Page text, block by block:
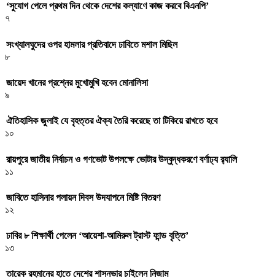
‌‘সুযোগ পেলে প্রথম দিন থেকে দেশের কল্যাণে কাজ করবে বিএনপি’
৭
সংখ্যালঘুদের ওপর হামলার প্রতিবাদে ঢাবিতে মশাল মিছিল
৮
জায়েদ খানের প্রশ্নের মুখোমুখি হবেন মোনালিসা
৯
ঐতিহাসিক জুলাই যে বৃহত্তর ঐক্য তৈরি করেছে তা টিকিয়ে রাখতে হবে
১০
রায়পুরে জাতীয় নির্বাচন ও গণভোট উপলক্ষে ভোটার উদ্বুদ্ধকরণে বর্ণাঢ্য র‍্যালি
১১
জাবিতে হাসিনার পলায়ন দিবস উদযাপনে মিষ্টি বিতরণ
১২
ঢাবির ৮ শিক্ষার্থী পেলেন ‘আয়েশা-আমিরুল ট্রাস্ট ফান্ড বৃত্তি’
১৩
তারেক রহমানের হাতে দেশের শাসনভার চাইলেন নিজাম